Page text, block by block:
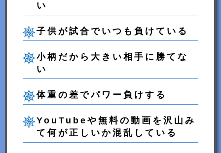
い
子供が試合でいつも負けている
小柄だから大きい相手に勝てな
い
体重の差でパワー負けする
YouTubeや無料の動画を沢山み
て何が正しいか混乱している